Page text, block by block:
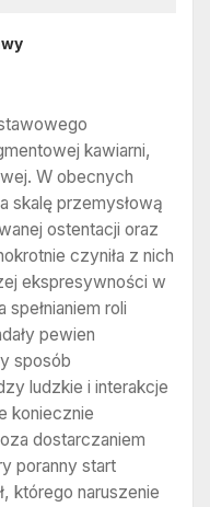
kawiarni,
W obecnych
skalę przemysłową
ostentacji oraz
czyniła z nich
ekspresywności w
roli
pewien
sposób
ludzkie i interakcje
koniecznie
dostarczaniem
poranny start
którego naruszenie